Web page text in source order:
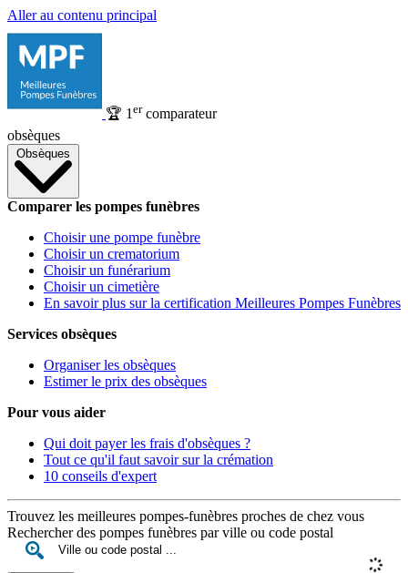
Aller au contenu principal
🏆 1 ercomparateur
obsèques
Obsèques
Comparer les pompes funèbres
Choisir une pompe funèbre
Choisir un crematorium
Choisir un funérarium
Choisir un cimetière
En savoir plus sur la certification Meilleures Pompes Funèbres
Services obsèques
Organiser les obsèques
Estimer le prix des obsèques
Pour vous aider
Qui doit payer les frais d'obsèques ?
Tout ce qu'il faut savoir sur la crémation
10 conseils d'expert
Trouvez les meilleures pompes-funèbres proches de chez vous
Rechercher des pompes funèbres par ville ou code postal